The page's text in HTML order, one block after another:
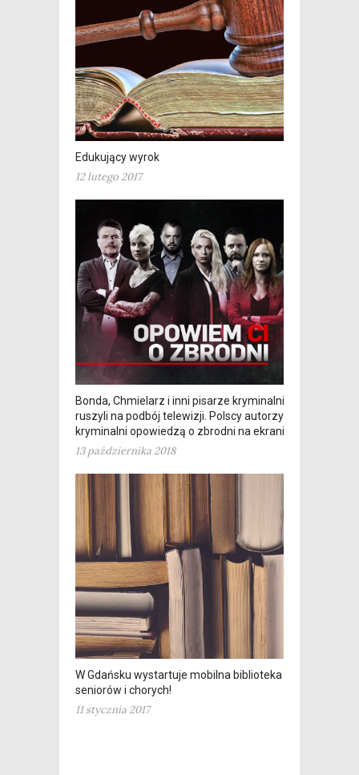
Edukujący wyrok
12 lutego 2017
Bonda, Chmielarz i inni pisarze kryminalni
ruszyli na podbój telewizji. Polscy autorzy
kryminalni opowiedzą o zbrodni na ekranie
13 października 2018
W Gdańsku wystartuje mobilna biblioteka dla
seniorów i chorych!
11 stycznia 2017